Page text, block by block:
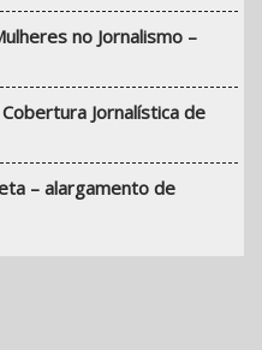
no Jornalismo –
Jornalística de
– alargamento de